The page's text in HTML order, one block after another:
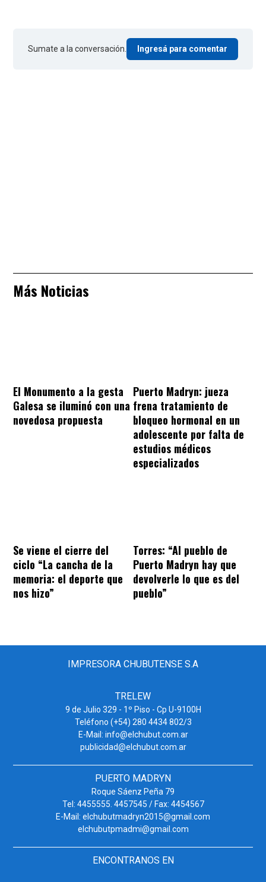
Sumate a la conversación. Ingresá para comentar
Más Noticias
El Monumento a la gesta
Galesa se iluminó con una
novedosa propuesta
Puerto Madryn: jueza
frena tratamiento de
bloqueo hormonal en un
adolescente por falta de
estudios médicos
especializados
Se viene el cierre del
ciclo “La cancha de la
memoria: el deporte que
nos hizo”
Torres: “Al pueblo de
Puerto Madryn hay que
devolverle lo que es del
pueblo”
IMPRESORA CHUBUTENSE S.A
TRELEW
9 de Julio 329 - 1º Piso - Cp U-9100H
Teléfono (+54) 280 4434 802/3
E-Mail: info@elchubut.com.ar
publicidad@elchubut.com.ar
PUERTO MADRYN
Roque Sáenz Peña 79
Tel: 4455555. 4457545 / Fax: 4454567
E-Mail: elchubutmadryn2015@gmail.com
elchubutpmadmi@gmail.com
ENCONTRANOS EN